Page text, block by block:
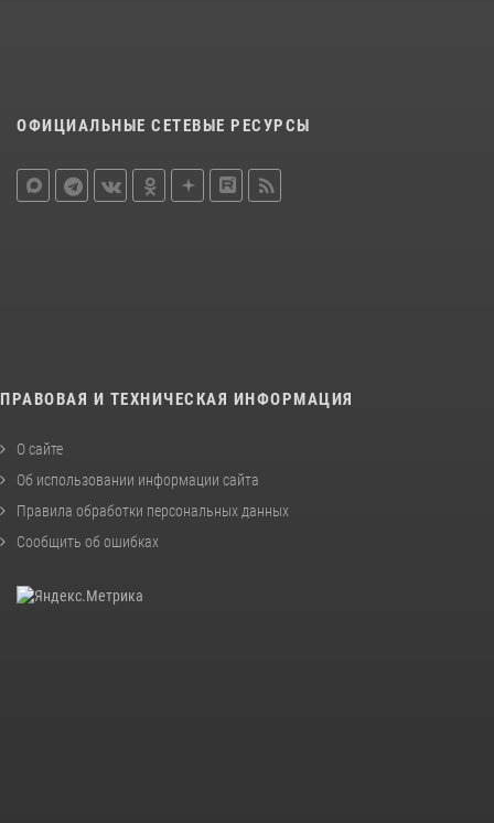
ОФИЦИАЛЬНЫЕ СЕТЕВЫЕ РЕСУРСЫ
ПРАВОВАЯ И ТЕХНИЧЕСКАЯ ИНФОРМАЦИЯ
О сайте
Об использовании информации сайта
Правила обработки персональных данных
Сообщить об ошибках